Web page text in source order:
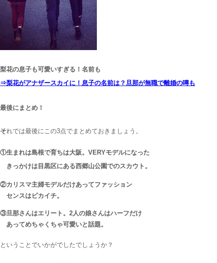
梨花の息子も可愛いすぎる！名前も
⇒梨花がアナザースカイに！息子の名前は？旦那が無職で離婚の噂も
最後にまとめ！
それでは最後にこの3点でまとめておきましょう。
①生まれは島根で育ちは大阪。VERYモデルになった
きっかけは目黒区にある西郷山公園でのスカウト。
②カリスマ主婦モデルだけあってファッション
センスはピカイチ。
③旦那さんはエリート。2人の娘さんはハーフだけ
あってめちゃくちゃ可愛いと話題。
ということでいかがでしたでしょうか？